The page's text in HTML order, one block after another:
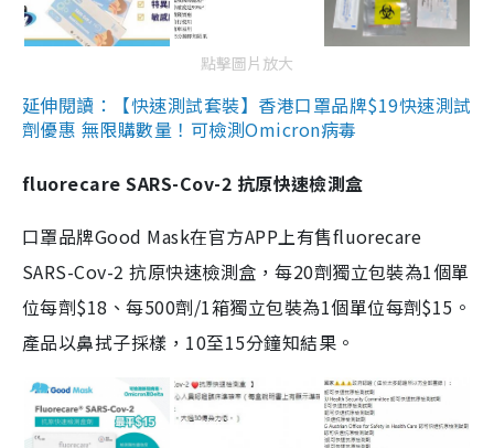
點擊圖片放大
延伸閱讀：【快速測試套裝】香港口罩品牌$19快速測試
劑優惠 無限購數量！可檢測Omicron病毒
fluorecare SARS-Cov-2 抗原快速檢測盒
口罩品牌Good Mask在官方APP上有售fluorecare
SARS-Cov-2 抗原快速檢測盒，每20劑獨立包裝為1個單
位每劑$18、每500劑/1箱獨立包裝為1個單位每劑$15。
產品以鼻拭子採樣，10至15分鐘知結果。